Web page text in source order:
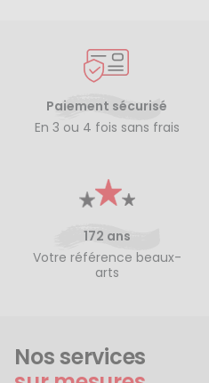
Paiement sécurisé
En 3 ou 4 fois sans frais
172 ans
Votre référence beaux-
arts
Nos services